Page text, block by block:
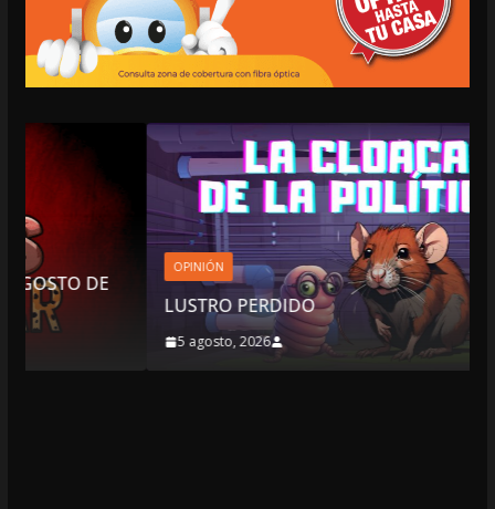
LUSTRO PERDIDO
5 agosto, 2026